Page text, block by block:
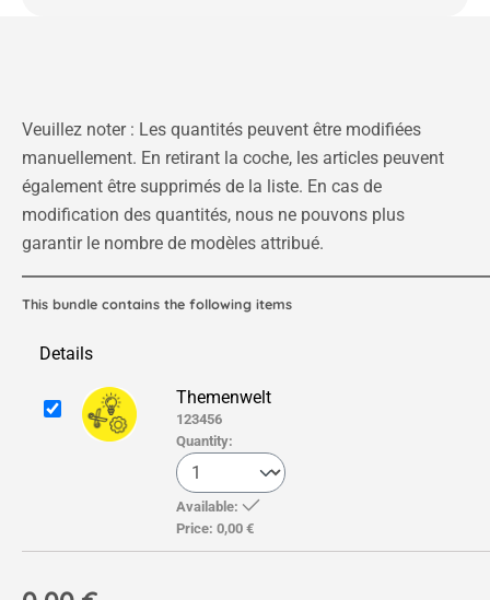
Veuillez noter : Les quantités peuvent être modifiées
manuellement. En retirant la coche, les articles peuvent
également être supprimés de la liste. En cas de
modification des quantités, nous ne pouvons plus
garantir le nombre de modèles attribué.
This bundle contains the following items
Details
Themenwelt
123456
Quantity:
Available:
Price: 0,00 €